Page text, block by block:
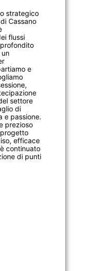
strategico
Cassano
flussi
un
e
settore
di
e passione.
prezioso
efficace
continuato
di punti